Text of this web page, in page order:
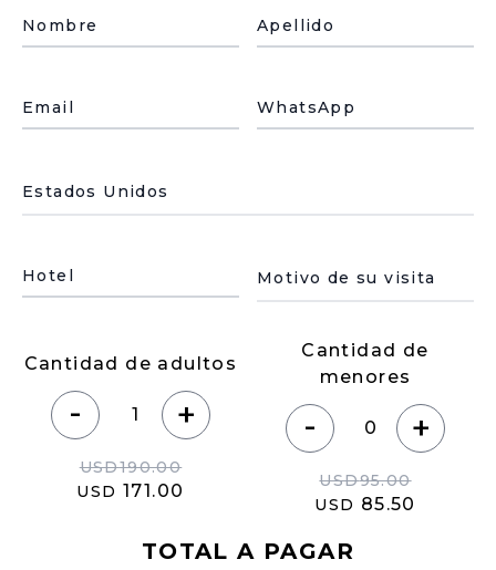
Nombre Apellido
Email WhatsApp
País de residencia
Hotel Motivo de su visita
Cantidad de adultos
- +
USD190.00
USD 171.00
Cantidad de
menores
- +
USD95.00
USD 85.50
TOTAL A PAGAR